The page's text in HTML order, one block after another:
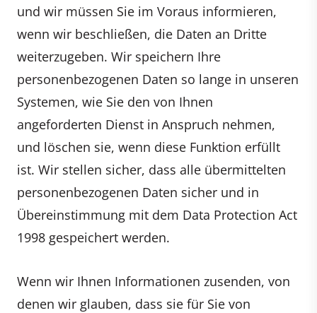
und wir müssen Sie im Voraus informieren,
wenn wir beschließen, die Daten an Dritte
weiterzugeben. Wir speichern Ihre
personenbezogenen Daten so lange in unseren
Systemen, wie Sie den von Ihnen
angeforderten Dienst in Anspruch nehmen,
und löschen sie, wenn diese Funktion erfüllt
ist. Wir stellen sicher, dass alle übermittelten
personenbezogenen Daten sicher und in
Übereinstimmung mit dem Data Protection Act
1998 gespeichert werden.
Wenn wir Ihnen Informationen zusenden, von
denen wir glauben, dass sie für Sie von